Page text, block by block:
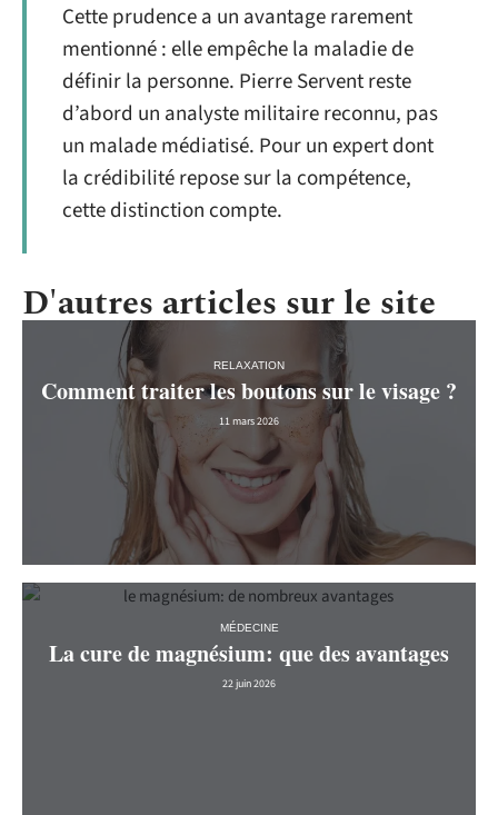
Cette prudence a un avantage rarement
mentionné : elle empêche la maladie de
définir la personne. Pierre Servent reste
d’abord un analyste militaire reconnu, pas
un malade médiatisé. Pour un expert dont
la crédibilité repose sur la compétence,
cette distinction compte.
D'autres articles sur le site
RELAXATION
Comment traiter les boutons sur le visage ?
11 mars 2026
MÉDECINE
La cure de magnésium: que des avantages
22 juin 2026